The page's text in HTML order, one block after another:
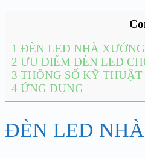
1 ĐÈN LED NHÀ
2 ƯU ĐIỂM ĐÈN LED
3 THÔNG SỐ KỸ
4 ỨNG DỤNG
ĐÈN LED